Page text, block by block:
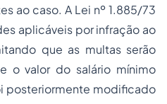
ao caso. A Lei nº 1.885/73
aplicáveis por infração ao
que as multas serão
o valor do salário mínimo
posteriormente modificado